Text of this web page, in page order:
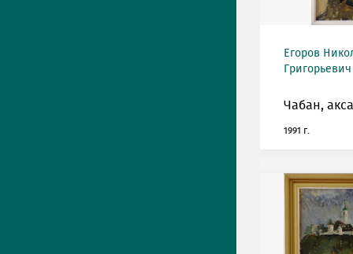
Егоров
Чабан,
1991 г.